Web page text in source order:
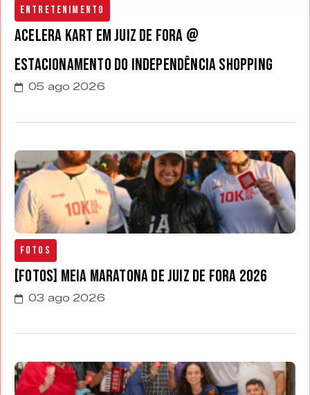
Entretenimento
Acelera Kart em Juiz de Fora @
estacionamento do Independência Shopping
05 ago 2026
Fotos
[FOTOS] Meia Maratona de Juiz de Fora 2026
03 ago 2026